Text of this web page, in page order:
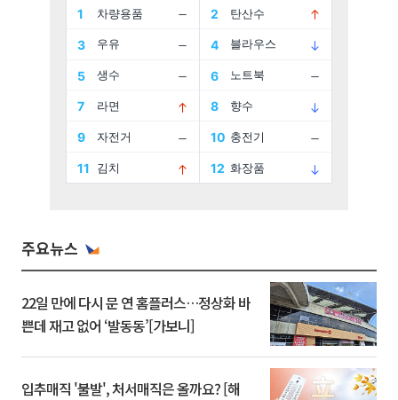
주요뉴스
22일 만에 다시 문 연 홈플러스…정상화 바
쁜데 재고 없어 ‘발동동’[가보니]
입추매직 '불발', 처서매직은 올까요? [해